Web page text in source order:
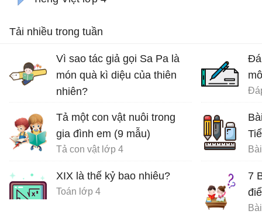
Tải nhiều trong tuần
Vì sao tác giả gọi Sa Pa là
món quà kì diệu của thiên
nhiên?
Tả một con vật nuôi trong
gia đình em (9 mẫu)
Tả con vật lớp 4
XIX là thế kỷ bao nhiêu?
Toán lớp 4
7